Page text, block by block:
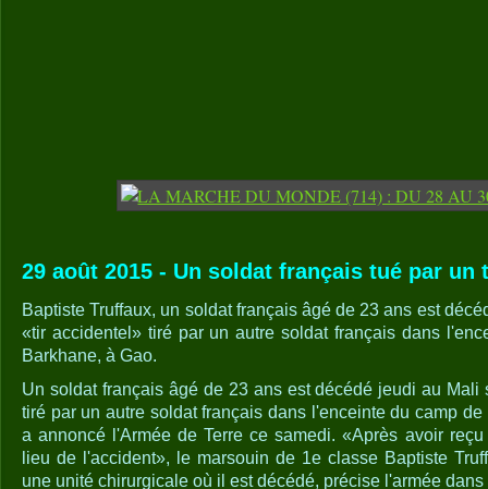
29 août 2015 - Un soldat français tué par un
Baptiste Truffaux, un soldat français âgé de 23 ans est
«tir accidentel» tiré par un autre soldat français dans
Barkhane, à Gao.
Un soldat français âgé de 23 ans est décédé jeudi au Mali
tiré par un autre soldat français dans l'enceinte du camp
a annoncé l'Armée de Terre ce samedi. «Après avoir
lieu de l'accident», le marsouin de 1e classe Baptiste
une unité chirurgicale où il est décédé, précise l'armée